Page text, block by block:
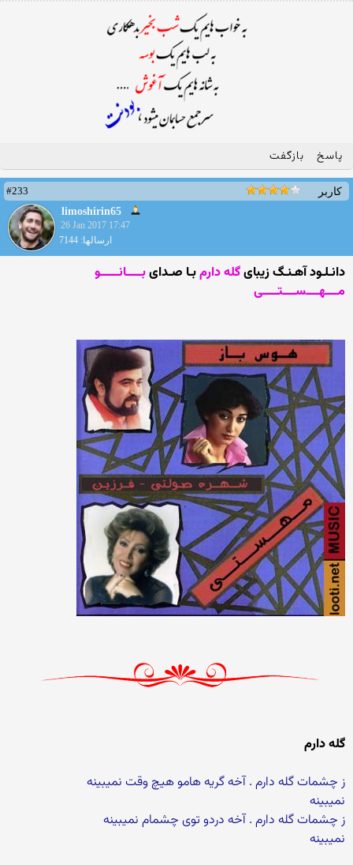
پاسخ بازگفت
کاربر
#233
limoshirin65
26 Jan 2017 17:47
ارسالها: 7144
دانـلـود آهـنـگ زیبایگله دارمبـا صـدایبـــــانــــــو
مــــهــــســــتـــــی
گله دارم
ز چشمات گله دارم . آخه گریه هامو هیچ وقت نمیبینه
نمیبینه
ز چشمات گله دارم . آخه دردو توی چشمام نمیبینه
نمیبینه